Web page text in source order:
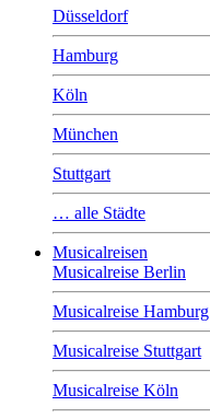
Düsseldorf
Hamburg
Köln
München
Stuttgart
… alle Städte
Musicalreisen
Musicalreise Berlin
Musicalreise Hamburg
Musicalreise Stuttgart
Musicalreise Köln